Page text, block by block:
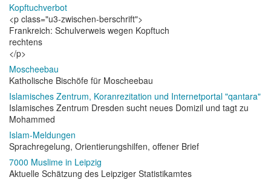
Kopftuchverbot
<p class="u3-zwischen-berschrift">
Frankreich: Schulverweis wegen Kopftuch
rechtens
</p>
Moscheebau
Katholische Bischöfe für Moscheebau
Islamisches Zentrum, Koranrezitation und Internetportal "qantara"
Islamisches Zentrum Dresden sucht neues Domizil und tagt zu
Mohammed
Islam-Meldungen
Sprachregelung, Orientierungshilfen, offener Brief
7000 Muslime in Leipzig
Aktuelle Schätzung des Leipziger Statistikamtes